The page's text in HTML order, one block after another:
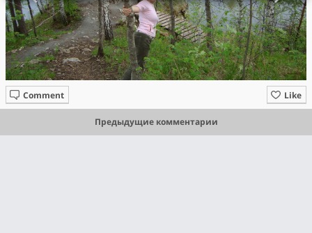
Like
Comment
Предыдущие комментарии